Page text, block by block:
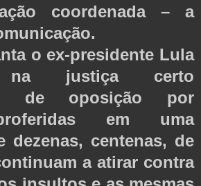
coordenada – a
o ex-presidente Lula
na justiça certo
de oposição por
em uma
dezenas, centenas, de
a atirar contra